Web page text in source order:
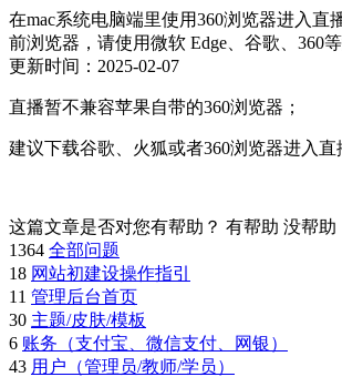
在mac系统电脑端里使用360浏览器进入直
前浏览器，请使用微软 Edge、谷歌、360
更新时间：2025-02-07
直播暂不兼容苹果自带的360浏览器；
建议下载谷歌、火狐或者360浏览器进入直
这篇文章是否对您有帮助？ 有帮助 没帮助
1364 全部问题
18 网站初建设操作指引
11 管理后台首页
30 主题/皮肤/模板
6 账务（支付宝、微信支付、网银）
43 用户（管理员/教师/学员）